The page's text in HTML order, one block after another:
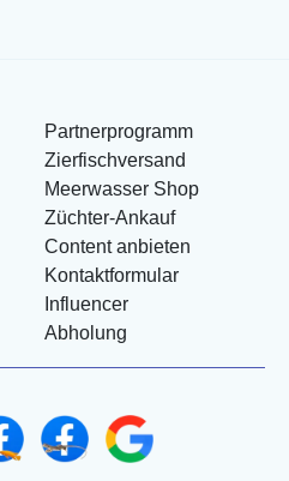
Partnerprogramm
Zierfischversand
Meerwasser Shop
Züchter-Ankauf
Content anbieten
Kontaktformular
Influencer
Abholung